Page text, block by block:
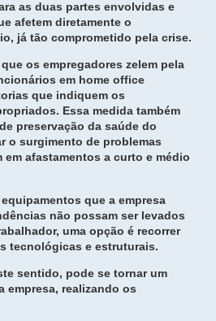
as duas partes envolvidas e
afetem diretamente o
já tão comprometido pela crise.
os empregadores zelem pela
em home office
que indiquem os
Essa medida também
preservação da saúde do
o surgimento de problemas
em afastamentos a curto e médio
que a empresa
não possam ser levados
uma opção é recorrer
tecnológicas e estruturais.
sentido, pode se tornar um
empresa, realizando os